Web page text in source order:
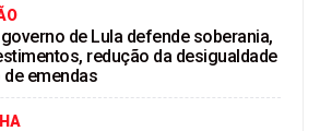
de Lula defende soberania,
redução da desigualdade
de emendas